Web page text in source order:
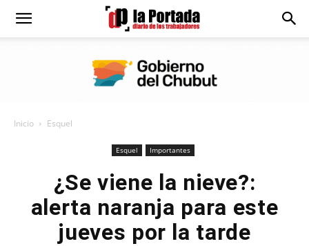
Diario
Inicio Esquel
Esquel Importantes
¿Se viene la nieve?:
alerta naranja para este
jueves por la tarde